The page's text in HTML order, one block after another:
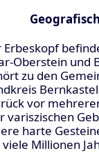
Erbeskopf
Oberstein und
zu den
vor
variszischen
harte
viele Millionen